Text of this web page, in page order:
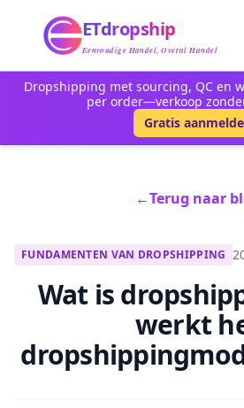
Inkoop
Service
Product
Blog
Ondersteuning
ETdropship
Eenvoudige Handel, Overal Handel
Dropshipping met sourcing, QC en
per order—verkoop
Gratis
←Terug naar
FUNDAMENTEN VAN DROPSHIPPING
Wat is
werkt